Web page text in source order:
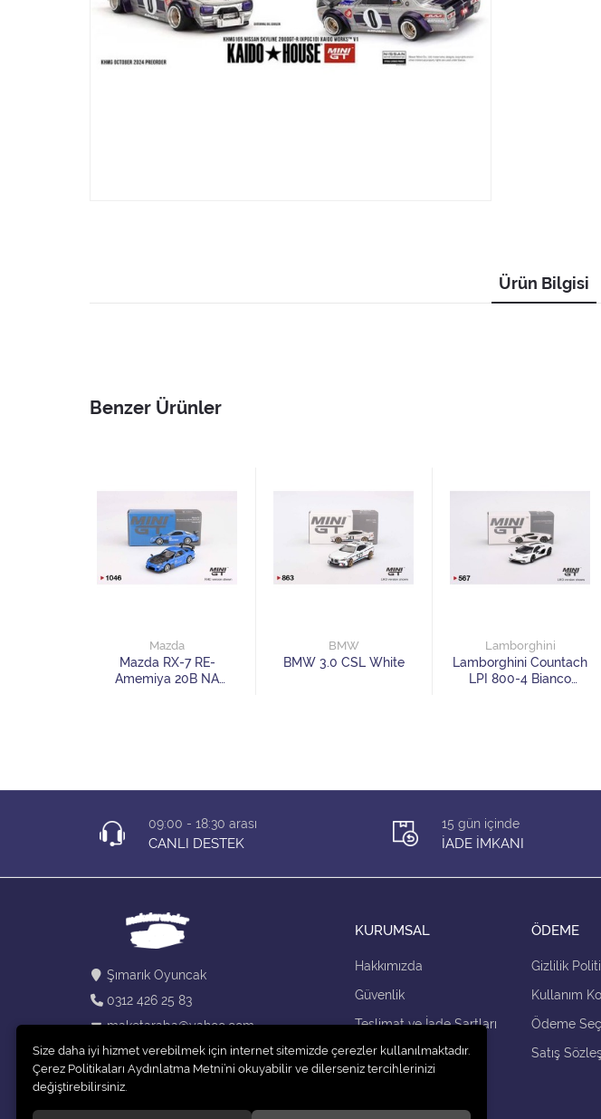
Ürün Bilgisi
Benzer Ürünler
Mazda
Mazda RX-7 RE-
Amemiya 20B NA
BMW
BMW 3.0 CSL White
Lamborghini
Lamborghini Countach
LPI 800-4 Bianco
09:00 - 18:30 arası
CANLI DESTEK
15 gün içinde
İADE İMKANI
Şımarık Oyuncak
0312 426 25 83
maketaraba@yahoo.com
KURUMSAL
Hakkımızda
Güvenlik
Teslimat ve İade Şartları
Kargo Seçenekleri
ÖDEME
Gizlilik
Kullanım
Ödeme
Satış
Size daha iyi hizmet verebilmek için internet sitemizde çerezler kullanılmaktadır.
Çerez Politikaları Aydınlatma Metni’ni okuyabilir ve dilerseniz tercihlerinizi
değiştirebilirsiniz.